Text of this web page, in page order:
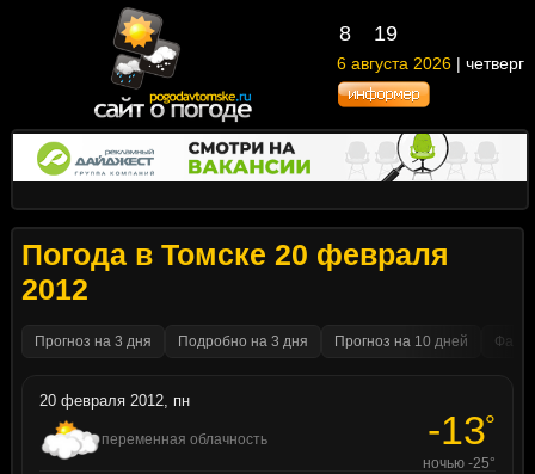
8 19
6 августа 2026 | четверг
Погода в Томске 20 февраля
2012
Прогноз на 3 дня Подробно на 3 дня Прогноз на 10 дней
20 февраля 2012, пн
переменная облачность -13°
ночью -25°